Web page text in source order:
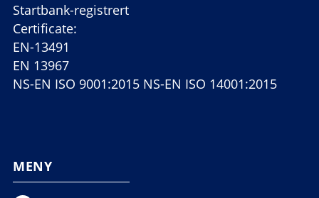
Startbank-registrert
Certificate:
EN-13491
EN 13967
NS-EN ISO 9001:2015 NS-EN ISO 14001:2015
MENY